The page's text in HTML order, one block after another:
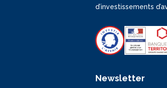
d’investissements
Newsletter